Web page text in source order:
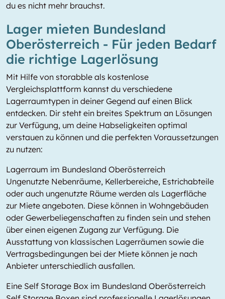
du es nicht mehr brauchst.
Lager mieten Bundesland
Oberösterreich - Für jeden Bedarf
die richtige Lagerlösung
Mit Hilfe von storabble als kostenlose
Vergleichsplattform kannst du verschiedene
Lagerraumtypen in deiner Gegend auf einen Blick
entdecken. Dir steht ein breites Spektrum an Lösungen
zur Verfügung, um deine Habseligkeiten optimal
verstauen zu können und die perfekten Voraussetzungen
zu nutzen:
Lagerraum im Bundesland Oberösterreich
Ungenutzte Nebenräume, Kellerbereiche, Estrichabteile
oder auch ungenutzte Räume werden als Lagerfläche
zur Miete angeboten. Diese können in Wohngebäuden
oder Gewerbeliegenschaften zu finden sein und stehen
über einen eigenen Zugang zur Verfügung. Die
Ausstattung von klassischen Lagerräumen sowie die
Vertragsbedingungen bei der Miete können je nach
Anbieter unterschiedlich ausfallen.
Eine Self Storage Box im Bundesland Oberösterreich